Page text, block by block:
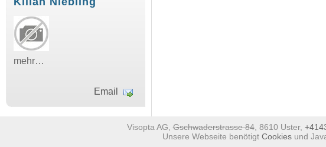
mehr…
Email
Visopta AG,Gschwaderstrasse 84, 8610 Uster,
Unsere Webseite benötigt Cookies und